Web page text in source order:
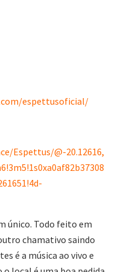
espettusoficial/
Espettus/@-20.12616,
único. Todo feito em
chamativo saindo
é a música ao vivo e